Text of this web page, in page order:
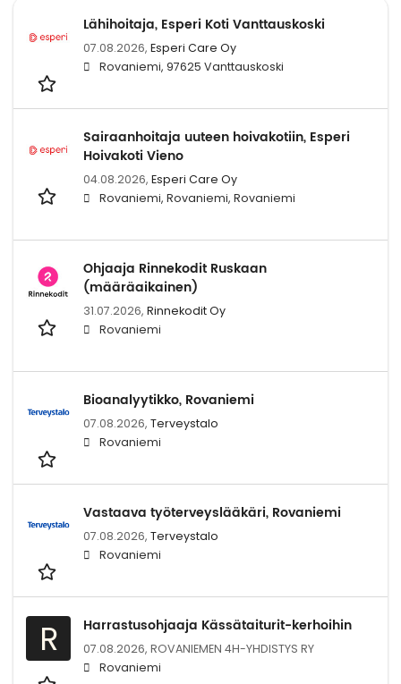
Lähihoitaja, Esperi Koti Vanttauskoski
07.08.2026, Esperi Care Oy
Rovaniemi, 97625 Vanttauskoski
Sairaanhoitaja uuteen hoivakotiin, Esperi
Hoivakoti Vieno
04.08.2026, Esperi Care Oy
Rovaniemi, Rovaniemi, Rovaniemi
Ohjaaja Rinnekodit Ruskaan
(määräaikainen)
31.07.2026, Rinnekodit Oy
Rovaniemi
Bioanalyytikko, Rovaniemi
07.08.2026, Terveystalo
Rovaniemi
Vastaava työterveyslääkäri, Rovaniemi
07.08.2026, Terveystalo
Rovaniemi
R Harrastusohjaaja Kässätaiturit-kerhoihin
07.08.2026, ROVANIEMEN 4H-YHDISTYS RY
Rovaniemi